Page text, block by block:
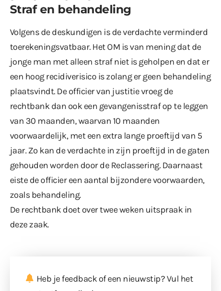
Straf en behandeling
Volgens de deskundigen is de verdachte verminderd
toerekeningsvatbaar. Het OM is van mening dat de
jonge man met alleen straf niet is geholpen en dat er
een hoog recidiverisico is zolang er geen behandeling
plaatsvindt. De officier van justitie vroeg de
rechtbank dan ook een gevangenisstraf op te leggen
van 30 maanden, waarvan 10 maanden
voorwaardelijk, met een extra lange proeftijd van 5
jaar. Zo kan de verdachte in zijn proeftijd in de gaten
gehouden worden door de Reclassering. Daarnaast
eiste de officier een aantal bijzondere voorwaarden,
zoals behandeling.
De rechtbank doet over twee weken uitspraak in
deze zaak.
Heb je feedback of een nieuwstip? Vul het